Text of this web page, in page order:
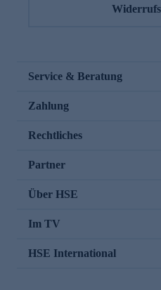
Service & Beratung
Zahlung
Rechtliches
Partner
Über HSE
Im TV
HSE International